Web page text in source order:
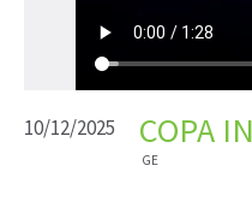
10/12/2025 COPA
GE